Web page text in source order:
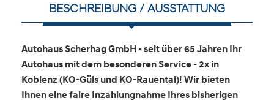
BESCHREIBUNG / AUSSTATTUNG
Autohaus Scherhag GmbH - seit über 65 Jahren Ihr
Autohaus mit dem besonderen Service - 2x in
Koblenz (KO-Güls und KO-Rauental)! Wir bieten
Ihnen eine faire Inzahlungnahme Ihres bisherigen